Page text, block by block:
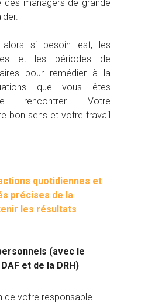
des managers de grande
alors si besoin est, les
et les périodes de
pour remédier à la
que vous êtes
rencontrer. Votre
bon sens et votre travail
quotidiennes et
précises de la
les résultats
(avec le
et de la DRH)
de votre responsable